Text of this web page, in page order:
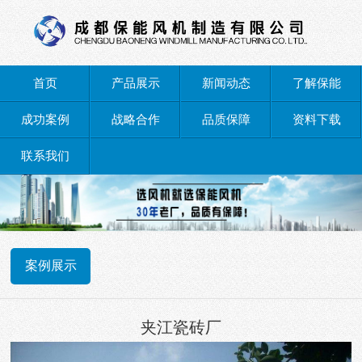
首页 产品展示 新闻动态 了解保能
成功案例 战略合作 品质保障 资料下载
联系我们
案例展示
夹江瓷砖厂